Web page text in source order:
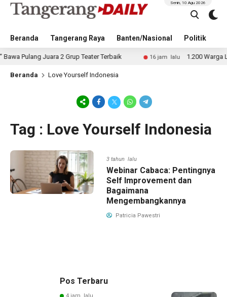
Beranda Tangerang Raya Banten/Nasional Politik
Senin, 10 Agu 2026
Pulang Juara 2 Grup Teater Terbaik 16 jam lalu 1.200 Warga
Beranda Love Yourself Indonesia
Tag : Love Yourself Indonesia
3 tahun lalu
Webinar Cabaca: Pentingnya
Self Improvement dan
Bagaimana
Mengembangkannya
Patricia Pawestri
Pos Terbaru